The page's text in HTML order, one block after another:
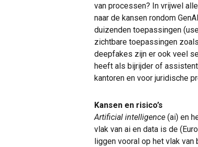
van processen? In vrijwel
naar de kansen rondom
duizenden toepassingen
zichtbare toepassingen
deepfakes zijn er ook veel
heeft als bijrijder of
kantoren en voor juridische
Kansen en risico’s
Artificial intelligence (ai) en
vlak van ai en data is de
liggen vooral op het vlak